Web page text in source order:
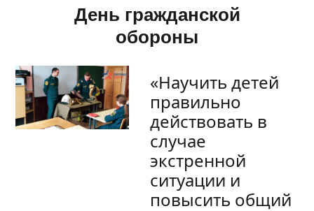
День гражданской
обороны
«Научить детей
правильно
действовать в
случае
экстренной
ситуации и
повысить общий